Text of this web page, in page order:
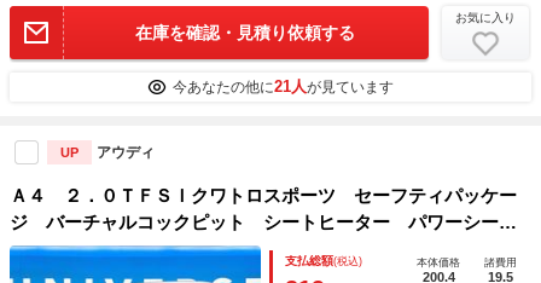
在庫を確認・見積り依頼する
お気に入り
今あなたの他に21人が見ています
UP アウディ
Ａ４ ２．０ＴＦＳＩクワトロスポーツ セーフティパッケー
ジ バーチャルコックピット シートヒーター パワーシー
ト 全周囲カメラ アダプティブクルーズコントロール 純正
ナビ Ｂｌｕｅｔｏｏｔｈ ＬＥＤヘッドライト ＥＴＣ
支払総額(税込) 本体価格
200.4
諸費用
19.5